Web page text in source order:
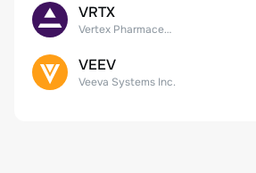
VRTX
Vertex Pharmaceuticals Inc
VEEV
Veeva Systems Inc.